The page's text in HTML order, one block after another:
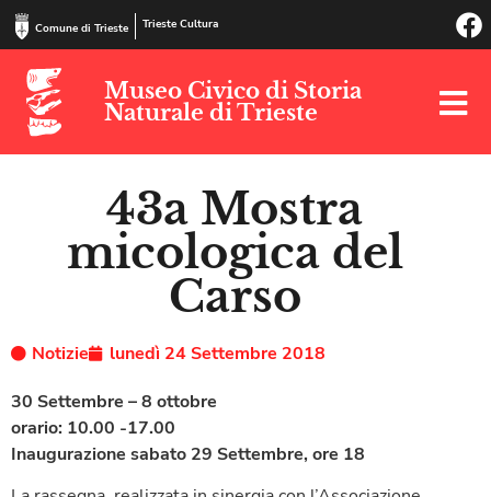
Comune di Trieste Trieste Cultura
Museo Civico di Storia
Naturale di Trieste
43a Mostra
micologica del
Carso
Notizie
lunedì 24 Settembre 2018
30 Settembre – 8 ottobre
orario: 10.00 -17.00
Inaugurazione sabato 29 Settembre, ore 18